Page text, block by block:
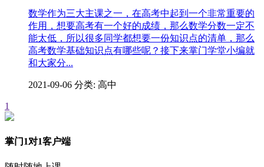
数学作为三大主课之一，在高考中起到一个非常重要的
作用，想要高考有一个好的成绩，那么数学分数一定不
能太低，所以很多同学都想要一份知识点的清单，那么
高考数学基础知识点有哪些呢？接下来掌门学堂小编就
和大家分...
2021-09-06 分类: 高中
1
掌门1对1客户端